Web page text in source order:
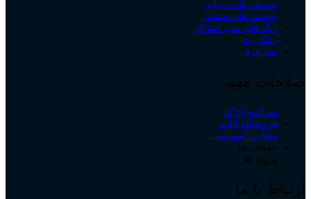
پوشش های دریایی
پوشش های صنعتی
رنگ های سی استاک
زینک ریچ
ضد خزه
صفحات مهم
شرکت باژاک
فروشگاه آنلاین
مقالات آموزشی
خدمات ما
پروژه ها
ارتباط با ما